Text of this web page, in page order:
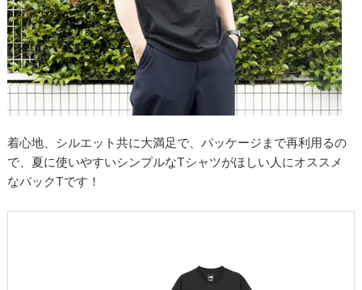
着心地、シルエット共に大満足で、パッケージまで再利用るの
で、夏に使いやすいシンプルなTシャツがほしい人にオススメ
なパックTです！